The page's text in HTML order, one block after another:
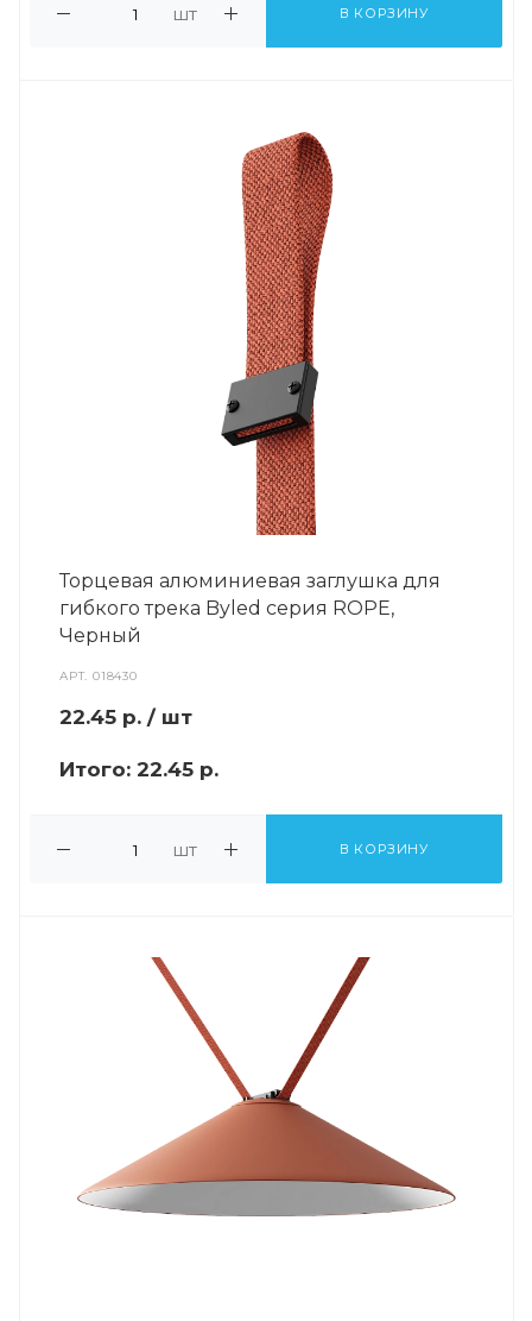
шт В КОРЗИНУ
Торцевая алюминиевая заглушка для
гибкого трека Byled серия ROPE,
Черный
АРТ.018430
22.45 р. / шт
Итого: 22.45 р.
шт В КОРЗИНУ